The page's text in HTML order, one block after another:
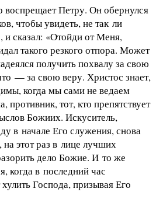
воспрещает Петру. Он обернулся
чтобы увидеть, не так ли
и сказал: «Отойди от Меня,
такого резкого отпора. Может
получить похвалу за свою
— за свою веру. Христос знает,
когда мы сами не ведаем
противник, тот, кто препятствует
Божиих. Искуситель,
в начале Его служения, снова
этот раз в лице лучших
дело Божие. И то же
когда в последний час
Господа, призывая Его